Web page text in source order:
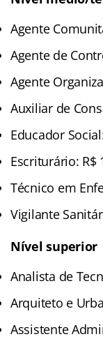
Agente
Agente de
Agente
Auxiliar de
Educador
Escriturário: R$
Técnico em
Vigilante
Nível superior
Analista de
Arquiteto e
Assistente